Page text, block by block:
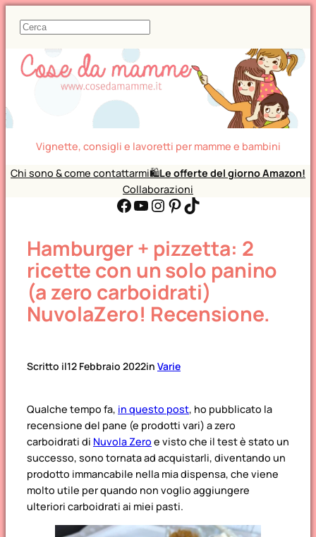
C
r
c
Vignette, consigli e lavoretti per mamme e bambini
Chi sono & come contattarmi🛍️Le offerte del giorno Amazon!
Collaborazioni
Facebook YouTube Instagram Pinterest TikTok
Hamburger + pizzetta: 2
ricette con un solo panino
(a zero carboidrati)
NuvolaZero! Recensione.
Scritto il12 Febbraio 2022in Varie
Qualche tempo fa, in questo post, ho pubblicato la
recensione del pane (e prodotti vari) a zero
carboidrati di Nuvola Zero e visto che il test è stato un
successo, sono tornata ad acquistarli, diventando un
prodotto immancabile nella mia dispensa, che viene
molto utile per quando non voglio aggiungere
ulteriori carboidrati ai miei pasti.